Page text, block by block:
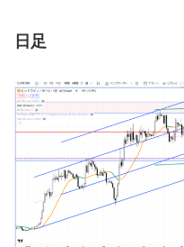
日足